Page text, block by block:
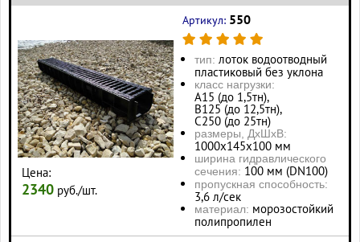
Цена:
2340 руб./шт.
Артикул: 550
тип: лоток водоотводный
пластиковый без уклона
класс нагрузки:
А15 (до 1,5тн),
В125 (до 12,5тн),
С250 (до 25тн)
размеры, ДхШхВ:
1000х145х100 мм
ширина гидравлического
сечения: 100 мм (DN100)
пропускная способность:
3,6 л/сек
материал: морозостойкий
полипропилен